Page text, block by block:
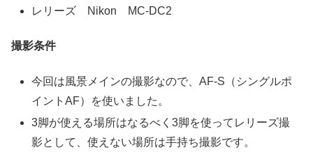
レリーズ Nikon MC-DC2
撮影条件
今回は風景メインの撮影なので、AF-S（シングルポ
イントAF）を使いました。
3脚が使える場所はなるべく3脚を使ってレリーズ撮
影として、使えない場所は手持ち撮影です。